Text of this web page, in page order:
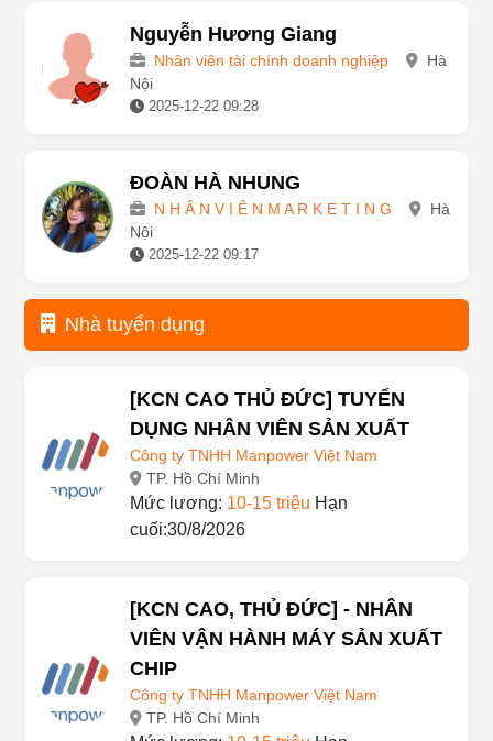
Nguyễn Hương Giang
Nhân viên tài chính doanh nghiệp
Hà
Nội
2025-12-22 09:28
ĐOÀN HÀ NHUNG
N H Â N V I Ê N M A R K E T I N G
Hà
Nội
2025-12-22 09:17
Nhà tuyển dụng
[KCN CAO THỦ ĐỨC] TUYỂN
DỤNG NHÂN VIÊN SẢN XUẤT
Công ty TNHH Manpower Việt Nam
TP. Hồ Chí Minh
Mức lương: 10-15 triệu Hạn
cuối:30/8/2026
[KCN CAO, THỦ ĐỨC] - NHÂN
VIÊN VẬN HÀNH MÁY SẢN XUẤT
CHIP
Công ty TNHH Manpower Việt Nam
TP. Hồ Chí Minh